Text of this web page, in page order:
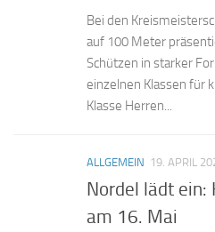
Bei den
auf 100 Meter
Schützen in starker
einzelnen Klassen für
Klasse Herren...
ALLGEMEIN 19. APRIL
Nordel lädt ein:
am 16. Mai